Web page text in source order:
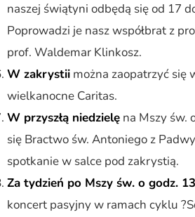
naszej świątyni odbędą się od 17
Poprowadzi je nasz współbrat z
prof. Waldemar Klinkosz.
W zakrystii można zaopatrzyć się
wielkanocne Caritas.
W przyszłą niedzielę na Mszy św.
się Bractwo św. Antoniego z
spotkanie w salce pod zakrystią.
Za tydzień po Mszy św. o godz.
koncert pasyjny w ramach cyklu